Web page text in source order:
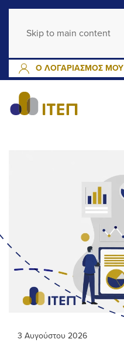
Skip to main content
Ο ΛΟΓΑΡΙΑΣΜΟΣ ΜΟΥ
3 Αυγούστου 2026